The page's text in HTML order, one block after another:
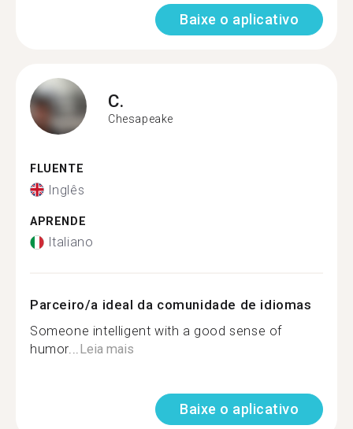
Baixe o aplicativo
C.
Chesapeake
FLUENTE
Inglês
APRENDE
Italiano
Parceiro/a ideal da comunidade de idiomas
Someone intelligent with a good sense of
humor...Leia mais
Baixe o aplicativo